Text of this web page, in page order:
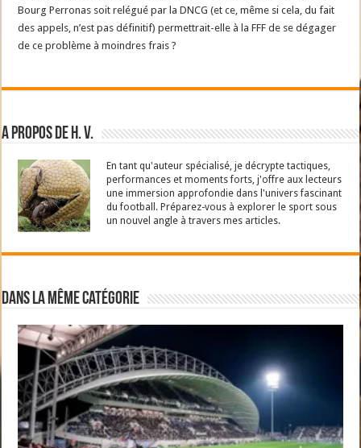
Bourg Perronas soit relégué par la DNCG (et ce, même si cela, du fait
des appels, n’est pas définitif) permettrait-elle à la FFF de se dégager
de ce problème à moindres frais ?
A propos de H. V.
En tant qu'auteur spécialisé, je décrypte tactiques,
performances et moments forts, j'offre aux lecteurs
une immersion approfondie dans l'univers fascinant
du football. Préparez-vous à explorer le sport sous
un nouvel angle à travers mes articles.
Dans la même catégorie